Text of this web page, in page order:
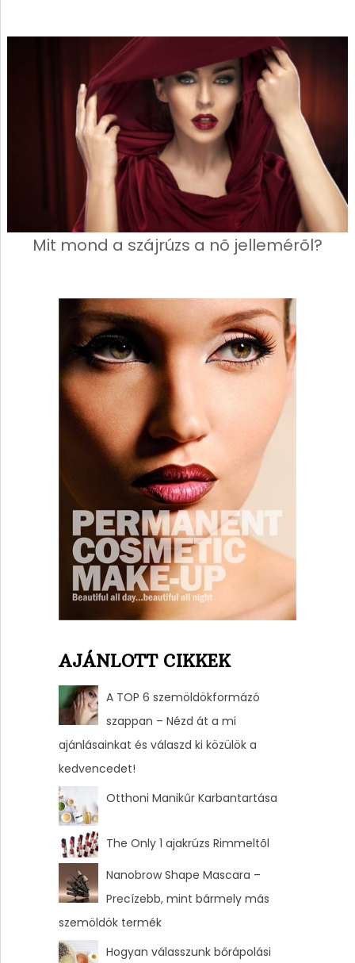
Mit mond a szájrúzs a nõ jellemérõl?
AJÁNLOTT CIKKEK
A TOP 6 szemöldökformázó
szappan – Nézd át a mi
ajánlásainkat és válaszd ki közülök a
kedvencedet!
Otthoni Manikűr Karbantartása
The Only 1 ajakrúzs Rimmeltõl
Nanobrow Shape Mascara –
Precízebb, mint bármely más
szemöldök termék
Hogyan válasszunk bőrápolási